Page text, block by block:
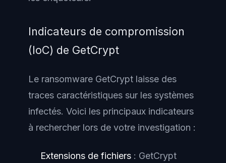
Indicateurs de compromission
(IoC) de GetCrypt
Le ransomware GetCrypt laisse des
traces caractéristiques sur les systèmes
infectés. Voici les principaux indicateurs
à rechercher lors de votre investigation :
Extensions de fichiers : GetCrypt